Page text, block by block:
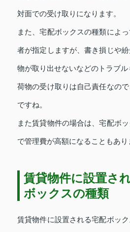
対面での受け取りになります。
また、宅配ボックスの種類によ
者が指定しますが、書き損じや
物が取り出せないなどのトラブル
荷物の受け取りは自己責任なの
ですね。
また賃貸物件の場合は、宅配ボ
で管理費が高額になることもあり
賃貸物件に設置さ
ボックスの種類
賃貸物件に設置される宅配ボッ